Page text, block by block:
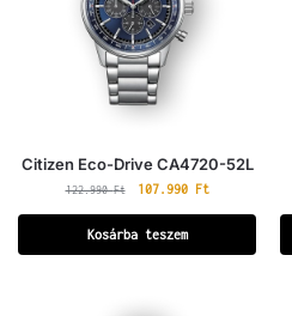
Citizen Eco-Drive CA4720-52L
122.990Ft 107.990 Ft
Kosárba teszem